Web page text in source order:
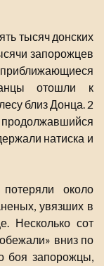
тысяч донских
запорожцев
отошли к
близ Донца. 2
натиска и
около
увязших в
Несколько сот
вниз по
боя запорожцы,